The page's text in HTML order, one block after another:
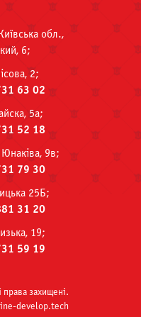
обл.,
6;
2;
63 02
5а;
52 18
9в;
79 30
25Б;
31 20
19;
59 19
права захищені.
develop.tech